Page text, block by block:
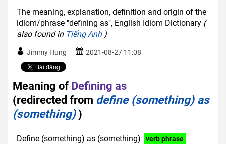
The meaning, explanation, definition and origin of the
idiom/phrase "defining as", English Idiom Dictionary (
also found in Tiếng Anh)
Jimmy Hung 2021-08-27 11:08
Meaning of Defining as
(redirected from define (something) as
(something))
Define (something) as (something) verb phrase